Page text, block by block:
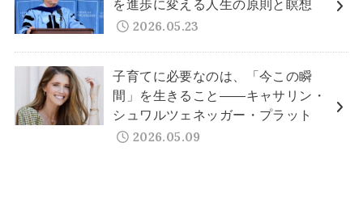
を進歩に変える人生の原則と瞑想
2026.05.23
子育てに必要なのは、「今この瞬
間」を生きること——キャサリン・
シュワルツェネッガー・プラット
2026.05.09